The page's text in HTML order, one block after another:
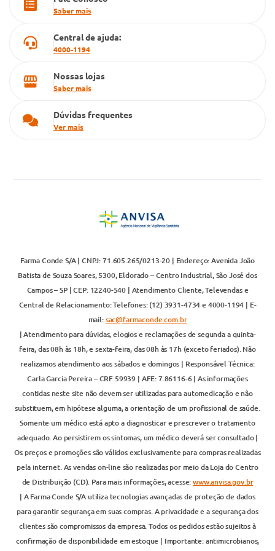
Cartão Grupo Conde
Saber mais
Central de ajuda:
4000-1194
Nossas lojas
Saber mais
Dúvidas frequentes
Ver mais
Farma Conde S/A | CNPJ: 71.605.265/0213-20 | Endereço: Avenida João
Batista de Souza Soares, 5300, Eldorado – Centro Industrial, São José dos
Campos – SP | CEP: 12240-540 | Atendimento Cliente, Televendas e
Central de Relacionamento: Telefones: (12) 3931-4734 e 4000-1194 | E-
mail:sac@farmaconde.com.br
| Atendimento para dúvidas, elogios e reclamações de segunda a quinta-
feira, das 08h às 18h, e sexta-feira, das 08h às 17h (exceto feriados). Não
realizamos atendimento aos sábados e domingos | Responsável Técnica:
Carla Garcia Pereira – CRF 59939 | AFE: 7.86116-6 | As informações
contidas neste site não devem ser utilizadas para automedicação e não
substituem, em hipótese alguma, a orientação de um profissional de saúde.
Somente um médico está apto a diagnosticar e prescrever o tratamento
adequado. Ao persistirem os sintomas, um médico deverá ser consultado |
Os preços e promoções são válidos exclusivamente para compras realizadas
pela internet. As vendas on-line são realizadas por meio da Loja do Centro
de Distribuição (CD). Para mais informações, acesse:www.anvisa.gov.br
| A Farma Conde S/A utiliza tecnologias avançadas de proteção de dados
para garantir segurança em suas compras. A privacidade e a segurança dos
clientes são compromissos da empresa. Todos os pedidos estão sujeitos à
confirmação de disponibilidade em estoque | Importante: antimicrobianos,